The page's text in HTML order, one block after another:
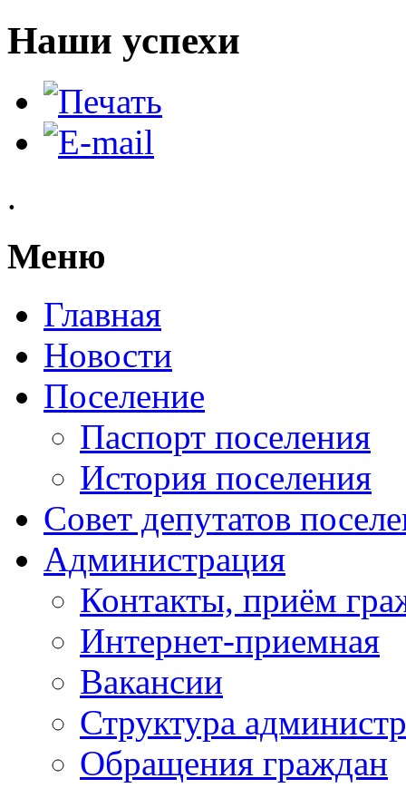
Наши успехи
.
Меню
Главная
Новости
Поселение
Паспорт поселения
История поселения
Совет депутатов
Администрация
Контакты, приём
Интернет-приемная
Вакансии
Структура
Обращения граждан